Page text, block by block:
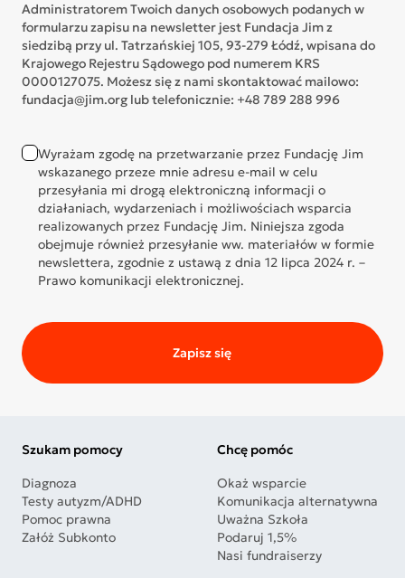
Administratorem Twoich danych osobowych podanych w
formularzu zapisu na newsletter jest Fundacja Jim z
siedzibą przy ul. Tatrzańskiej 105, 93-279 Łódź, wpisana do
Krajowego Rejestru Sądowego pod numerem KRS
0000127075. Możesz się z nami skontaktować mailowo:
fundacja@jim.org lub telefonicznie: +48 789 288 996
Wyrażam zgodę na przetwarzanie przez Fundację Jim
wskazanego przeze mnie adresu e-mail w celu
przesyłania mi drogą elektroniczną informacji o
działaniach, wydarzeniach i możliwościach wsparcia
realizowanych przez Fundację Jim. Niniejsza zgoda
obejmuje również przesyłanie ww. materiałów w formie
newslettera, zgodnie z ustawą z dnia 12 lipca 2024 r. –
Prawo komunikacji elektronicznej.
Zapisz się
Szukam pomocy
Diagnoza
Testy autyzm/ADHD
Pomoc prawna
Załóż Subkonto
Chcę pomóc
Okaż wsparcie
Komunikacja alternatywna
Uważna Szkoła
Podaruj 1,5%
Nasi fundraiserzy